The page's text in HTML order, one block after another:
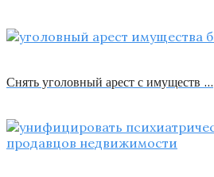
Снять уголовный арест с имуществ …